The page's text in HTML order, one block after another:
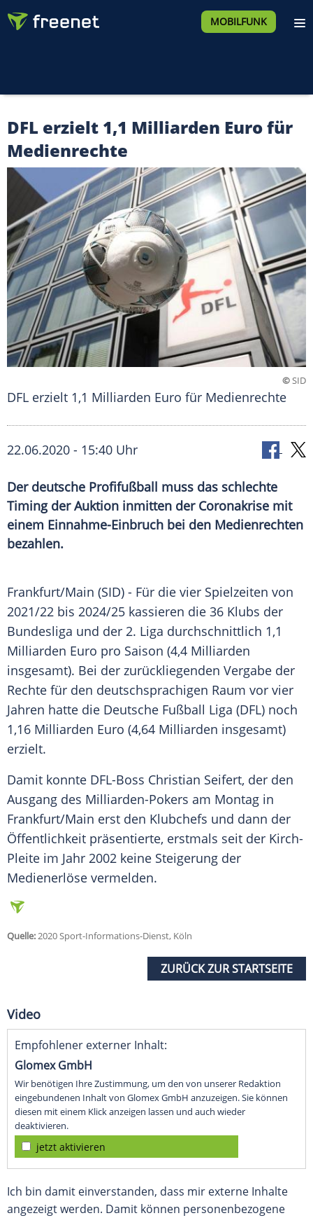
MOBILFUNK
DFL erzielt 1,1 Milliarden Euro für
Medienrechte
©SID
DFL erzielt 1,1 Milliarden Euro für Medienrechte
22.06.2020 - 15:40 Uhr
Der deutsche Profifußball muss das schlechte
Timing der Auktion inmitten der Coronakrise mit
einem Einnahme-Einbruch bei den Medienrechten
bezahlen.
Frankfurt/Main (SID) - Für die vier Spielzeiten von
2021/22 bis 2024/25 kassieren die 36 Klubs der
Bundesliga und der 2. Liga durchschnittlich 1,1
Milliarden Euro pro Saison (4,4 Milliarden
insgesamt). Bei der zurückliegenden Vergabe der
Rechte für den deutschsprachigen Raum vor vier
Jahren hatte die Deutsche Fußball Liga (DFL) noch
1,16 Milliarden Euro (4,64 Milliarden insgesamt)
erzielt.
Damit konnte DFL-Boss Christian Seifert, der den
Ausgang des Milliarden-Pokers am Montag in
Frankfurt/Main erst den Klubchefs und dann der
Öffentlichkeit präsentierte, erstmals seit der Kirch-
Pleite im Jahr 2002 keine Steigerung der
Medienerlöse vermelden.
Quelle:2020 Sport-Informations-Dienst, Köln
ZURÜCK ZUR STARTSEITE
Video
Empfohlener externer Inhalt:
Glomex GmbH
Wir benötigen Ihre Zustimmung, um den von unserer Redaktion
eingebundenen Inhalt von Glomex GmbH anzuzeigen. Sie können
diesen mit einem Klick anzeigen lassen und auch wieder
deaktivieren.
jetzt aktivieren
Ich bin damit einverstanden, dass mir externe Inhalte
angezeigt werden. Damit können personenbezogene